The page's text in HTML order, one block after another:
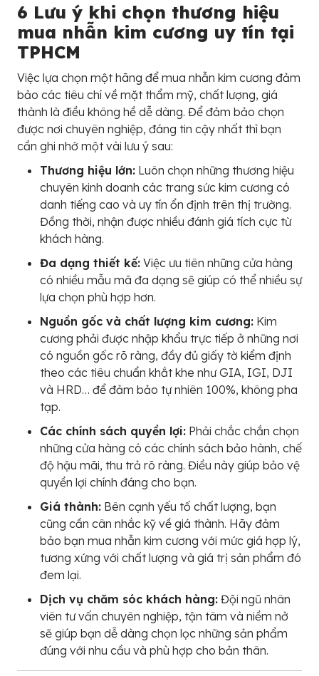
6 Lưu ý khi chọn thương hiệu
mua nhẫn kim cương uy tín tại
TPHCM
Việc lựa chọn một hãng để mua nhẫn kim cương đảm
bảo các tiêu chí về mặt thẩm mỹ, chất lượng, giá
thành là điều không hề dễ dàng. Để đảm bảo chọn
được nơi chuyên nghiệp, đáng tin cậy nhất thì bạn
cần ghi nhớ một vài lưu ý sau:
Thương hiệu lớn: Luôn chọn những thương hiệu
chuyên kinh doanh các trang sức kim cương có
danh tiếng cao và uy tín ổn định trên thị trường.
Đồng thời, nhận được nhiều đánh giá tích cực từ
khách hàng.
Đa dạng thiết kế: Việc ưu tiên những cửa hàng
có nhiều mẫu mã đa dạng sẽ giúp có thể nhiều sự
lựa chọn phù hợp hơn.
Nguồn gốc và chất lượng kim cương: Kim
cương phải được nhập khẩu trực tiếp ở những nơi
có nguồn gốc rõ ràng, đầy đủ giấy tờ kiểm định
theo các tiêu chuẩn khắt khe như GIA, IGI, DJI
và HRD… để đảm bảo tự nhiên 100%, không pha
tạp.
Các chính sách quyền lợi: Phải chắc chắn chọn
những cửa hàng có các chính sách bảo hành, chế
độ hậu mãi, thu trả rõ ràng. Điều này giúp bảo vệ
quyền lợi chính đáng cho bạn.
Giá thành: Bên cạnh yếu tố chất lượng, bạn
cũng cần cân nhắc kỹ về giá thành. Hãy đảm
bảo bạn mua nhẫn kim cương với mức giá hợp lý,
tương xứng với chất lượng và giá trị sản phẩm đó
đem lại.
Dịch vụ chăm sóc khách hàng: Đội ngũ nhân
viên tư vấn chuyên nghiệp, tận tâm và niềm nở
sẽ giúp bạn dễ dàng chọn lọc những sản phẩm
đúng với nhu cầu và phù hợp cho bản thân.